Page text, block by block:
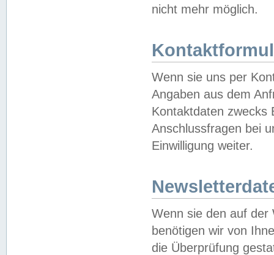
nicht mehr möglich.
Wenn sie uns per
Angaben aus dem
Kontaktdaten zwecks
Anschlussfragen bei
Einwilligung weiter.
Wenn sie den auf der
benötigen wir von
die Überprüfung